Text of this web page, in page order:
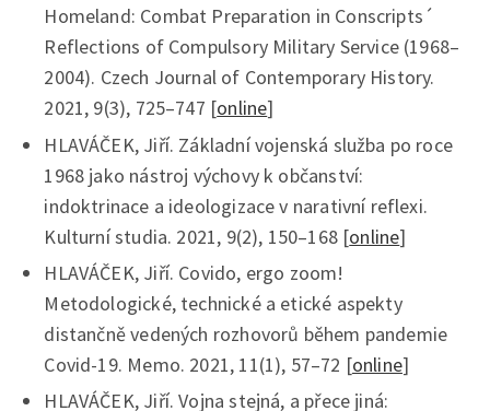
Homeland: Combat Preparation in Conscripts´
Reflections of Compulsory Military Service (1968–
2004). Czech Journal of Contemporary History.
2021, 9(3), 725–747 [online]
HLAVÁČEK, Jiří. Základní vojenská služba po roce
1968 jako nástroj výchovy k občanství:
indoktrinace a ideologizace v narativní reflexi.
Kulturní studia. 2021, 9(2), 150–168 [online]
HLAVÁČEK, Jiří. Covido, ergo zoom!
Metodologické, technické a etické aspekty
distančně vedených rozhovorů během pandemie
Covid-19. Memo. 2021, 11(1), 57–72 [online]
HLAVÁČEK, Jiří. Vojna stejná, a přece jiná: